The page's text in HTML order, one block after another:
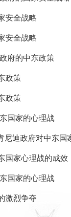
安全战略
安全战略
府的中东政策
政策
政策
国家的心理战
尼迪政府对中东国
国家心理战的成效
国家的心理战
激烈争夺